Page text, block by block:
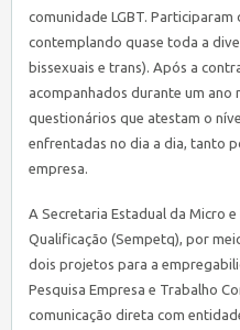
comunidade LGBT.
contemplando quase toda a
bissexuais e trans). Após a
acompanhados durante um ano
questionários que atestam o
enfrentadas no dia a dia, tanto
empresa.
A Secretaria Estadual da Micro
Qualificação (Sempetq), por
dois projetos para a
Pesquisa Empresa e Trabalho
comunicação direta com